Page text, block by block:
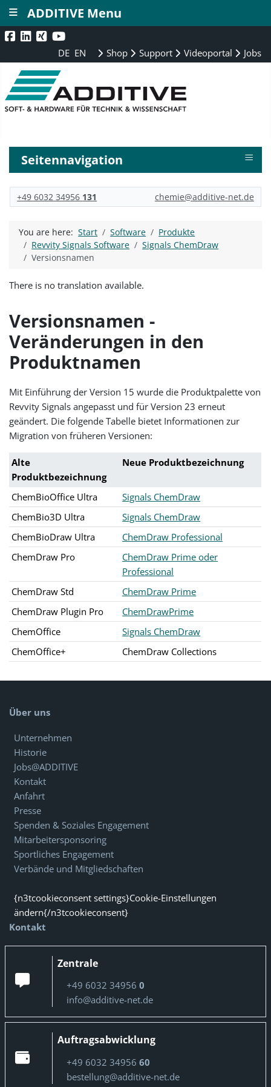
DE EN Shop Support Videoportal Jobs
Seitennavigation ≡
+49 6032 34956 131 chemie@additive-net.de
You are here:Start Software
Produkte
Revvity Signals Software
Signals ChemDraw
Versionsnamen
There is no translation available.
Versionsnamen -
Veränderungen in den
Produktnamen
Mit Einführung der Version 15 wurde die Produktpalette von
Revvity Signals angepasst und für Version 23 erneut
geändert. Die folgende Tabelle bietet Informationen zur
Migration von früheren Versionen:
Alte
Produktbezeichnung
Neue Produktbezeichnung
ChemBioOffice Ultra
Signals ChemDraw
ChemBio3D Ultra
Signals ChemDraw
ChemBioDraw Ultra
ChemDraw Professional
ChemDraw Pro
ChemDraw Prime oder
Professional
ChemDraw Std
ChemDraw Prime
ChemDraw Plugin Pro
ChemDrawPrime
ChemOffice
Signals ChemDraw
ChemOffice+
ChemDraw Collections
Über uns
Unternehmen
Historie
Jobs@ADDITIVE
Kontakt
Anfahrt
Presse
Spenden & Soziales Engagement
Mitarbeitersponsoring
Sportliches Engagement
Verbände und Mitgliedschaften
{n3tcookieconsent settings}Cookie-Einstellungen
ändern{/n3tcookieconsent}
Kontakt
Zentrale
+49 6032 34956 0
info@additive-net.de
Auftragsabwicklung
+49 6032 34956 60
bestellung@additive-net.de
ADDITIVE Menu
≡